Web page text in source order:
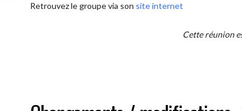
Retrouvez le groupe via son site internet
Cette réunion